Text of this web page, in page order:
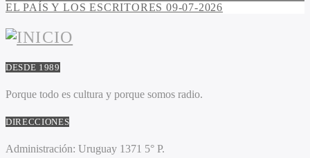
EL PAÍS Y LOS ESCRITORES 09-07-2026
DESDE 1989
Porque todo es cultura y porque somos radio.
DIRECCIONES
Administración: Uruguay 1371 5° P.